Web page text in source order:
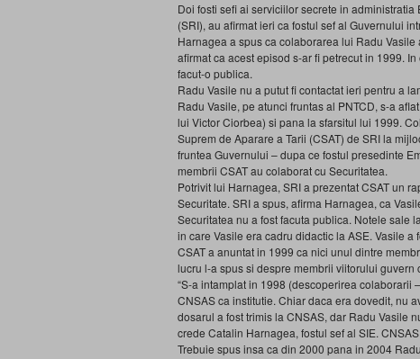
Doi fosti sefi ai serviciilor secrete in
(SRI), au afirmat ieri ca fostul sef al Guvernului
Harnagea a spus ca colaborarea lui Radu
afirmat ca acest episod s-ar fi petrecut in 1999.
facut-o publica.
Radu Vasile nu a putut fi contactat ieri pentru a
Radu Vasile, pe atunci fruntas al PNTCD, s-a
lui Victor Ciorbea) si pana la sfarsitul lui 1999.
Suprem de Aparare a Tarii (CSAT) de SRI la
fruntea Guvernului – dupa ce fostul presedinte
membrii CSAT au colaborat cu Securitatea.
Potrivit lui Harnagea, SRI a prezentat CSAT un
Securitate. SRI a spus, afirma Harnagea, ca
Securitatea nu a fost facuta publica. Notele sale
in care Vasile era cadru didactic la ASE. Vasile a
CSAT a anuntat in 1999 ca nici unul dintre
lucru l-a spus si despre membrii viitorului guvern
“S-a intamplat in 1998 (descoperirea colaborarii
CNSAS ca institutie. Chiar daca era dovedit, nu
dosarul a fost trimis la CNSAS, dar Radu Vasile
crede Catalin Harnagea, fostul sef al SIE.
Trebuie spus insa ca din 2000 pana in 2004